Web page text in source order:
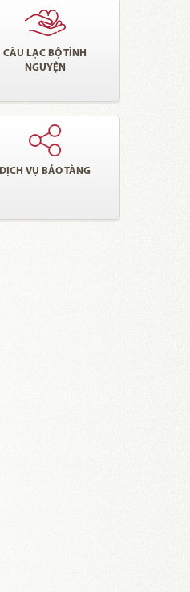
CÂU LẠC BỘ TÌNH
NGUYỆN
DỊCH VỤ BẢO TÀNG